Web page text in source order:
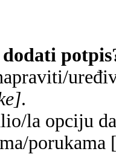
.
la opciju
porukama